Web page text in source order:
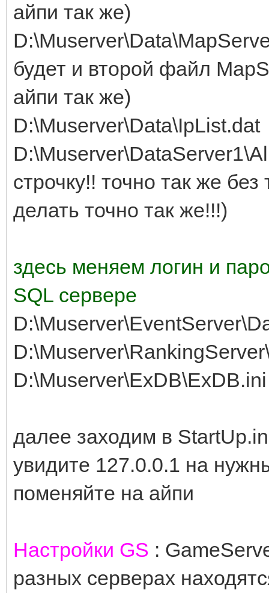
айпи так же)
будет и второй файл
айпи так же)
D:\Muserver\Data\IpList.dat
строчку!! точно так же
делать точно так же!!!)
здесь меняем логин и
SQL сервере
D:\Muserver\ExDB\ExDB.ini
далее заходим в
увидите 127.0.0.1 на
поменяйте на айпи
Настройки GS :
разных серверах